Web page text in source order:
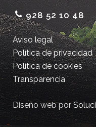
928 52 10 48
Aviso legal
Política de privacidad
Política de cookies
Transparencia
Diseño web por